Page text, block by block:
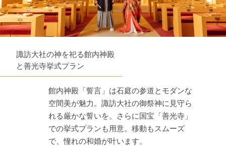
諏訪大社の神を祀る館内神殿
と善光寺挙式プラン
館内神殿「誓言」は石庭の参道とモダンな
空間美が魅力。諏訪大社の御祭神に見守ら
れる厳かな誓いを。さらに国宝「善光寺」
での挙式プランも用意。移動もスムーズ
で、憧れの和婚が叶います。